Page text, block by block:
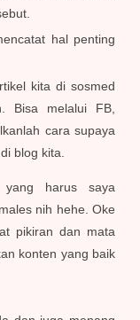
hal penting
kita di sosmed
Bisa melalui FB,
cara supaya
blog kita.
harus saya
nih hehe. Oke
pikiran dan mata
konten yang baik